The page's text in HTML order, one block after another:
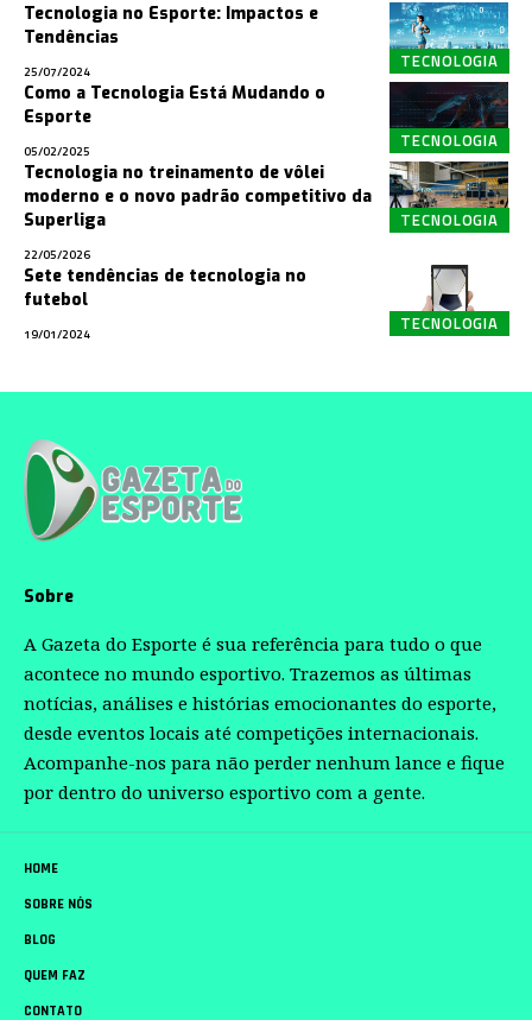
TECNOLOGIA
Tecnologia no Esporte: Impactos e
Tendências
25/07/2024
TECNOLOGIA
Como a Tecnologia Está Mudando o
Esporte
05/02/2025
TECNOLOGIA
Tecnologia no treinamento de vôlei
moderno e o novo padrão competitivo da
Superliga
22/05/2026
TECNOLOGIA
Sete tendências de tecnologia no
futebol
19/01/2024
Sobre
A Gazeta do Esporte é sua referência para tudo o que
acontece no mundo esportivo. Trazemos as últimas
notícias, análises e histórias emocionantes do esporte,
desde eventos locais até competições internacionais.
Acompanhe-nos para não perder nenhum lance e fique
por dentro do universo esportivo com a gente.
HOME
SOBRE NÓS
BLOG
QUEM FAZ
CONTATO